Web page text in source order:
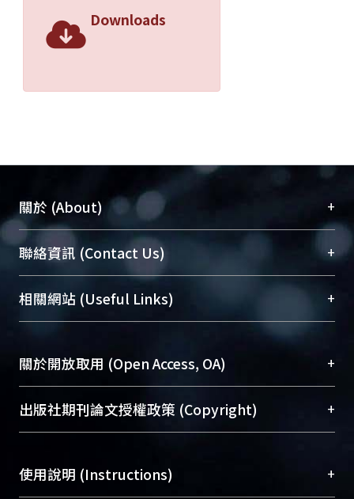
Downloads
關於 (About) +
臺大位居世界頂尖大學之列，為永久珍藏及向國際
展現本校豐碩的研究成果及學術能量，圖書館整合
機構典藏（NTUR）與學術庫（AH）不同功能平
台，成為臺大學術典藏NTU scholars。期能整合研
究能量、促進交流合作、保存學術產出、推廣研究
成果。
To permanently archive and promote researcher
profiles and scholarly works, Library integrates the
services of “NTU Repository” with “Academic
聯絡資訊 (Contact Us) +
總館學科館員(Main Library)
醫學圖書館學科館員(Medical Library)
(Social
Sciences Library)
相關網站 (Useful Links) +
關於開放取用 (Open Access, OA) +
開放取用是從使用者角度提升資訊取用性的社會運
動，應用在學術研究上是透過將研究著作公開供使
用逐年攀升。同時可加速研究發展、提升研究影響
出版社期刊論文授權政策 (Copyright) +
含部分內容的版權非匯入者所有，或由第三方贊
使用說明 (Instructions) +